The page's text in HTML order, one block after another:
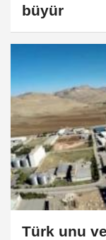
büyür
Türk unu